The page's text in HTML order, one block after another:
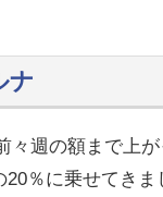
ナ
週の額まで上
％に乗せてきま